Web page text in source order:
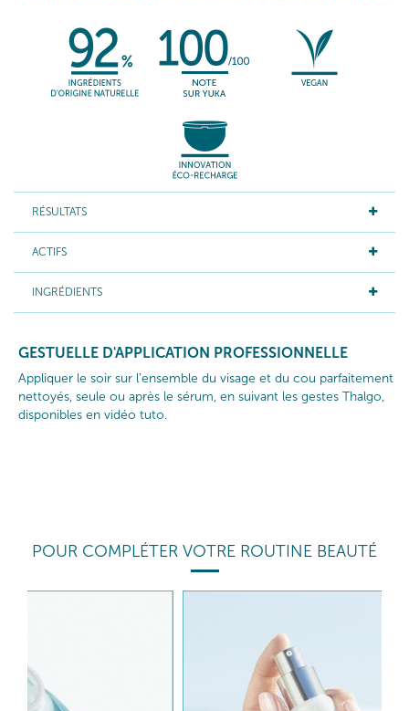
RÉSULTATS
ACTIFS
INGRÉDIENTS
GESTUELLE D'APPLICATION PROFESSIONNELLE
Appliquer le soir sur l’ensemble du visage et du cou parfaitement
nettoyés, seule ou après le sérum, en suivant les gestes Thalgo,
disponibles en vidéo tuto.
POUR COMPLÉTER VOTRE ROUTINE BEAUTÉ